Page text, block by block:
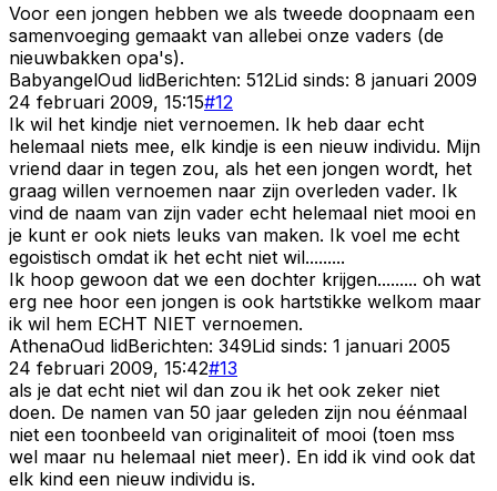
Voor een jongen hebben we als tweede doopnaam een
samenvoeging gemaakt van allebei onze vaders (de
nieuwbakken opa's).
BabyangelOud lidBerichten: 512Lid sinds: 8 januari 2009
24 februari 2009, 15:15#12
Ik wil het kindje niet vernoemen. Ik heb daar echt
helemaal niets mee, elk kindje is een nieuw individu. Mijn
vriend daar in tegen zou, als het een jongen wordt, het
graag willen vernoemen naar zijn overleden vader. Ik
vind de naam van zijn vader echt helemaal niet mooi en
je kunt er ook niets leuks van maken. Ik voel me echt
egoistisch omdat ik het echt niet wil.........
Ik hoop gewoon dat we een dochter krijgen......... oh wat
erg nee hoor een jongen is ook hartstikke welkom maar
ik wil hem ECHT NIET vernoemen.
AthenaOud lidBerichten: 349Lid sinds: 1 januari 2005
24 februari 2009, 15:42#13
als je dat echt niet wil dan zou ik het ook zeker niet
doen. De namen van 50 jaar geleden zijn nou éénmaal
niet een toonbeeld van originaliteit of mooi (toen mss
wel maar nu helemaal niet meer). En idd ik vind ook dat
elk kind een nieuw individu is.